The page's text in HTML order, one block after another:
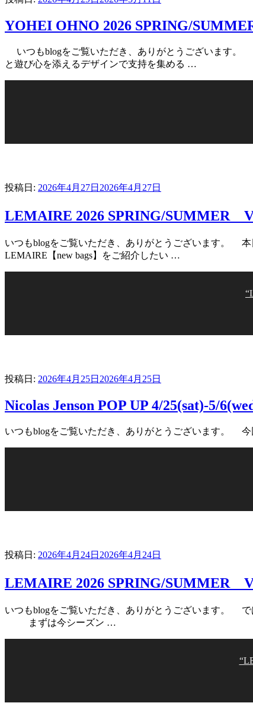
YOHEI OHNO 2026 SPRING/
いつもblogをご覧いただき、ありがとうございます
と遊び心を添えるデザインで支持を集める …
投稿日: 2026年4月27日 2026年4月27日
LEMAIRE 2026 SPRING/SUMMER
いつもblogをご覧いただき、ありがとうございます。 本
LEMAIRE【new bags】をご紹介したい …
投稿日: 2026年4月25日 2026年4月25日
Nicolas Jenson POP UP 4/25(sat)-5/
いつもblogをご覧いただき、ありがとうございます。
投稿日: 2026年4月24日 2026年4月24日
LEMAIRE 2026 SPRING/SUMMER
いつもblogをご覧いただき、ありがとうございます。 で
まずは今シーズン …